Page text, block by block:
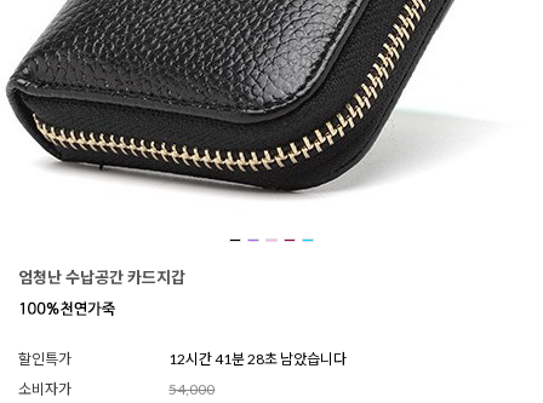
엄청난 수납공간 카드지갑
할인특가
12시간 41분 26초 남았습니다
소비자가
54,000